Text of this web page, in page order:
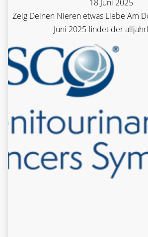
18 Juni 2025
Zeig Deinen Nieren etwas Liebe Am
Juni 2025 findet der